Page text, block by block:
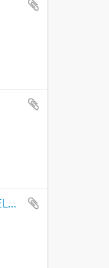
UM PROCESSO E APPARELHO PARA DAR FORMA A FILAMENTOS PARA LAMPADAS ELECTRICAS DE INCANDESCENCIA